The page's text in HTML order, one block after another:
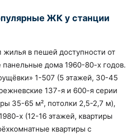
ЖК у станции
в пешей доступности от
панельные дома 1960-80-х годов.
1-507 (5 этажей, 30-45
137-я и 600-я серии
35-65 м², потолки 2,5-2,7 м),
х (12-16 этажей, квартиры
квартиры с